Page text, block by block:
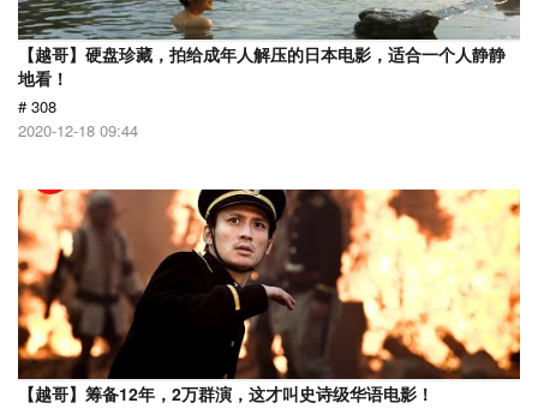
【越哥】硬盘珍藏，拍给成年人解压的日本电影，适合一个人静静
地看！
# 308
2020-12-18 09:44
【越哥】筹备12年，2万群演，这才叫史诗级华语电影！